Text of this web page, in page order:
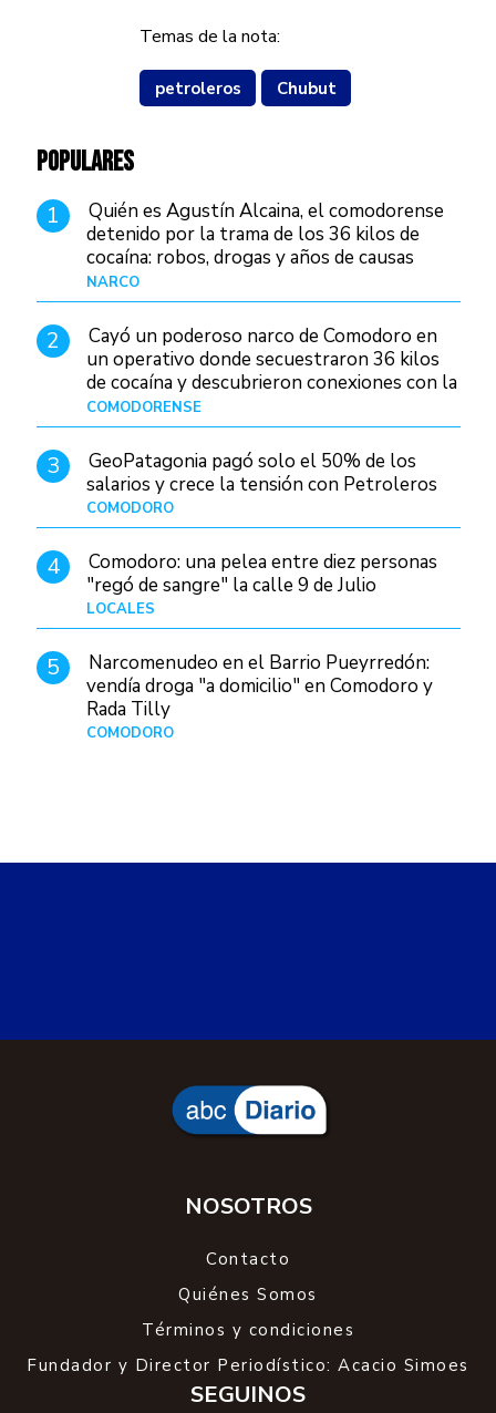
Temas de la nota:
petroleros Chubut
POPULARES
1
Quién es Agustín Alcaina, el comodorense
detenido por la trama de los 36 kilos de
cocaína: robos, drogas y años de causas
judiciales
NARCO
2
Cayó un poderoso narco de Comodoro en
un operativo donde secuestraron 36 kilos
de cocaína y descubrieron conexiones con la
Patagonia
COMODORENSE
3
GeoPatagonia pagó solo el 50% de los
salarios y crece la tensión con Petroleros
COMODORO
4
Comodoro: una pelea entre diez personas
"regó de sangre" la calle 9 de Julio
LOCALES
5
Narcomenudeo en el Barrio Pueyrredón:
vendía droga "a domicilio" en Comodoro y
Rada Tilly
COMODORO
NOSOTROS
Contacto
Quiénes Somos
Términos y condiciones
Fundador y Director Periodístico: Acacio Simoes
SEGUINOS